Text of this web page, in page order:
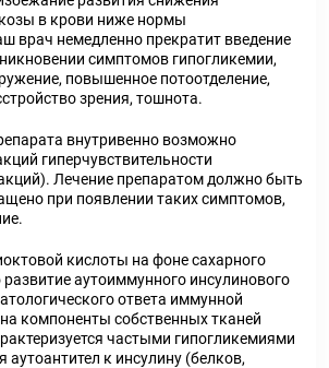
в крови ниже нормы
врач немедленно прекратит введение
симптомов гипогликемии,
повышенное потоотделение,
зрения, тошнота.
внутривенно возможно
гиперчувствительности
Лечение препаратом должно быть
при появлении таких симптомов,
кислоты на фоне сахарного
аутоиммунного инсулинового
ответа иммунной
компоненты собственных тканей
частыми гипогликемиями
аутоантител к инсулину (белков,